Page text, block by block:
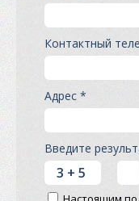
Контактный
Адрес *
Введите